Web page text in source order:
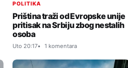
POLITIKA
Priština traži od Evropske unije
pritisak na Srbiju zbog nestalih
osoba
Uto 20:17 1 komentara